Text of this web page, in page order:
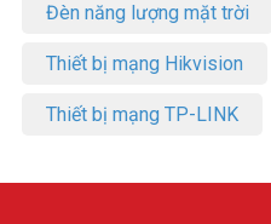
Đèn năng lượng mặt trời
Thiết bị mạng Hikvision
Thiết bị mạng TP-LINK